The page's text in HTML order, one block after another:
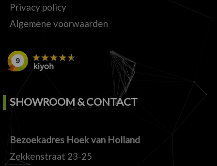
Privacy policy
Algemene voorwaarden
SHOWROOM & CONTACT
Bezoekadres Hoek van Holland
Zekkenstraat 23-25